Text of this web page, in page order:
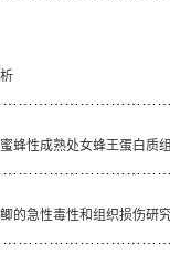
蜂性成熟处女蜂王蛋白质
的急性毒性和组织损伤研